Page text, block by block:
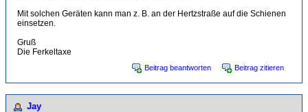
Mit solchen Geräten kann man z. B. an der Hertzstraße auf die Schienen
einsetzen.
Gruß
Die Ferkeltaxe
Beitrag beantworten Beitrag zitieren
Jay